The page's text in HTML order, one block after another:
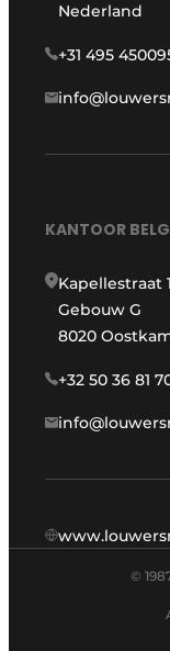
Nederland
+31 495
KANTOOR
Kapellestraat
Gebouw G
8020
+32 50 36 81
©